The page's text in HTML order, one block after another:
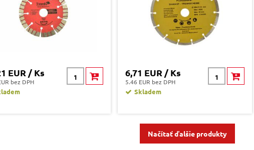
EUR / Ks
bez DPH
6,71 EUR / Ks
5.46 EUR bez DPH
Skladem
Načítať ďalšie produkty